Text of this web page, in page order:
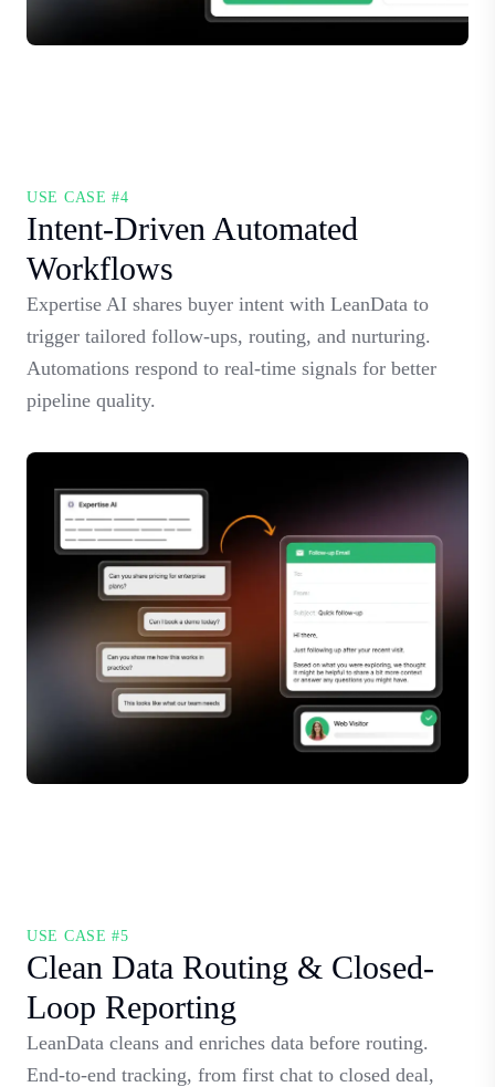
USE CASE #4
Intent-Driven Automated
Workflows
Expertise AI shares buyer intent with LeanData to
trigger tailored follow-ups, routing, and nurturing.
Automations respond to real-time signals for better
pipeline quality.
USE CASE #5
Clean Data Routing & Closed-
Loop Reporting
LeanData cleans and enriches data before routing.
End-to-end tracking, from first chat to closed deal,